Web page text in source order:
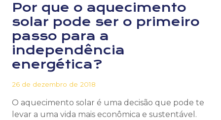
Por que o aquecimento
solar pode ser o primeiro
passo para a
independência
energética?
26 de dezembro de 2018
O aquecimento solar é uma decisão que pode te
levar a uma vida mais econômica e sustentável.